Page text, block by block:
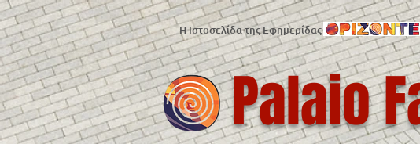
Η Ιστοσελίδα της Εφημερίδας
Palaio